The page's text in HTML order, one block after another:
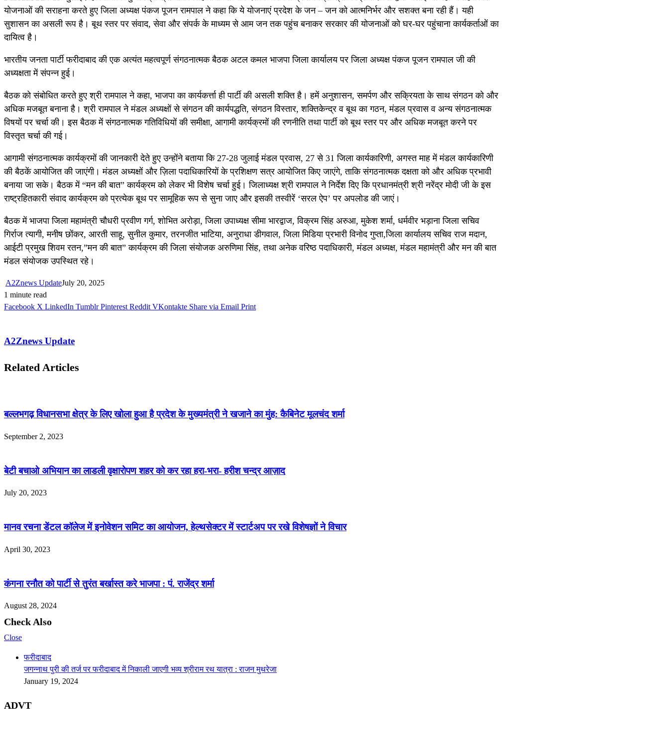
योजनाओं की सराहना करते हुए जिला अध्यक्ष पंकज पूजन रामपाल ने कहा कि ये योजनाएं प्रदेश के जन – जन को आत्मनिर्भर और सशक्त बना रही हैं। यही
सुशासन का असली रूप है। बूथ स्तर पर संवाद, सेवा और संपर्क के माध्यम से आम जन तक पहुंच बनाकर सरकार की योजनाओं को घर-घर पहुंचाना कार्यकर्ताओं का
दायित्व है।
भारतीय जनता पार्टी फरीदाबाद की एक अत्यंत महत्वपूर्ण संगठनात्मक बैठक अटल कमल भाजपा जिला कार्यालय पर जिला अध्यक्ष पंकज पूजन रामपाल जी की
अध्यक्षता में संपन्न हुई।
बैठक को संबोधित करते हुए श्री रामपाल ने कहा, भाजपा का कार्यकर्त्ता ही पार्टी की असली शक्ति है। हमें अनुशासन, समर्पण और सक्रियता के साथ संगठन को और
अधिक मजबूत बनाना है। श्री रामपाल ने मंडल अध्यक्षों से संगठन की कार्यपद्धति, संगठन विस्तार, शक्तिकेन्द्र व बूथ का गठन, मंडल प्रवास व अन्य संगठनात्मक
विषयों पर चर्चा की। इस बैठक में संगठनात्मक गतिविधियों की समीक्षा, आगामी कार्यक्रमों की रणनीति तथा पार्टी को बूथ स्तर पर और अधिक मजबूत करने पर
विस्तृत चर्चा की गई।
आगामी संगठनात्मक कार्यक्रमों की जानकारी देते हुए उन्होंने बताया कि 27-28 जुलाई मंडल प्रवास, 27 से 31 जिला कार्यकारिणी, अगस्त माह में मंडल कार्यकारिणी
की बैठकें आयोजित की जाएंगी। मंडल अध्यक्षों और ज़िला पदाधिकारियों के प्रशिक्षण सत्र आयोजित किए जाएंगे, ताकि संगठनात्मक दक्षता को और अधिक प्रभावी
बनाया जा सके। बैठक में “मन की बात” कार्यक्रम को लेकर भी विशेष चर्चा हुई। जिलाध्यक्ष श्री रामपाल ने निर्देश दिए कि प्रधानमंत्री श्री नरेंद्र मोदी जी के इस
राष्ट्रहितकारी संवाद कार्यक्रम को प्रत्येक बूथ पर सामूहिक रूप से सुना जाए और इसकी तस्वीरें ‘सरल ऐप’ पर अपलोड की जाएं।
बैठक में भाजपा जिला महामंत्री चौधरी प्रवीण गर्ग, शोभित अरोड़ा, जिला उपाध्यक्ष सीमा भारद्वाज, विक्रम सिंह अरुआ, मुकेश शर्मा, धर्मवीर भड़ाना जिला सचिव
गिर्राज त्यागी, मनीष छोंकर, आरती साहू, सुनील कुमार, तरनजीत भाटिया, अनुराधा डीगवाल, जिला मिडिया प्रभारी विनोद गुप्ता,जिला कार्यालय सचिव राज मदान,
आईटी प्रमुख शिवम रतन,”मन की बात” कार्यक्रम की जिला संयोजक अरुणिमा सिंह, तथा अनेक वरिष्ठ पदाधिकारी, मंडल अध्यक्ष, मंडल महामंत्री और मन की बात
मंडल संयोजक उपस्थित रहे।
A2Znews UpdateJuly 20, 2025
1 minute read
Facebook X LinkedIn Tumblr Pinterest Reddit VKontakte Share via Email Print
A2Znews Update
Related Articles
बल्लभगढ़ विधानसभा क्षेत्र के लिए खोला हुआ है प्रदेश के मुख्यमंत्री ने खजाने का मुंह: कैबिनेट मूलचंद शर्मा
September 2, 2023
बेटी बचाओ अभियान का लाडली वृक्षारोपण शहर को कर रहा हरा-भरा- हरीश चन्द्र आज़ाद
July 20, 2023
मानव रचना डेंटल कॉलेज में इनोवेशन समिट का आयोजन, हेल्थसेक्टर में स्टार्टअप पर रखे विशेषज्ञों ने विचार
April 30, 2023
कंगना रनौत को पार्टी से तुरंत बर्खास्त करे भाजपा : पं. राजेंद्र शर्मा
August 28, 2024
Check Also
Close
फरीदाबाद
जगन्नाथ पुरी की तर्ज पर फरीदाबाद में निकाली जाएगी भव्य श्रीराम रथ यात्रा : राजन मुथरेजा
January 19, 2024
ADVT